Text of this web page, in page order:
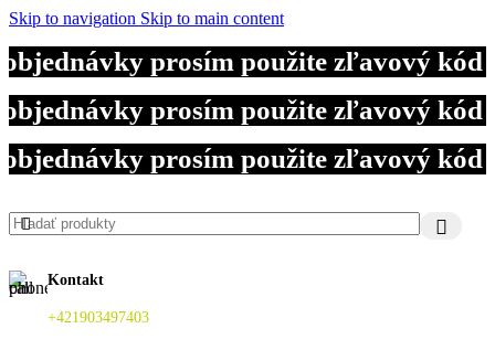
Skip to navigation Skip to main content
prosím použite zľavový kód
prosím použite zľavový kód
prosím použite zľavový kód
Kontakt
+421903497403